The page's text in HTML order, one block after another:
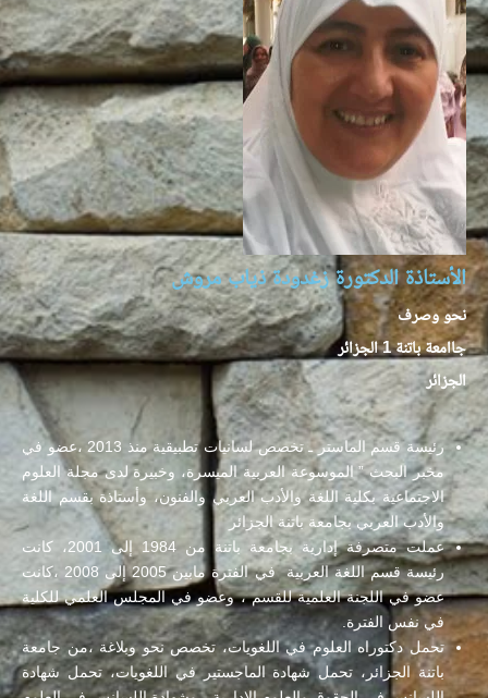
الأستاذة الدكتورة زغدودة ذياب مروش
نحو وصرف
جاامعة باتنة 1 الجزائر
الجزائر
رئيسة قسم الماستر ـ تخصص لسانيات تطبيقية منذ 2013 ،عضو في
مخبر البحث ” الموسوعة العربية الميسرة، وخبيرة لدى مجلة العلوم
الاجتماعية بكلية اللغة والأدب العربي والفنون، وأستاذة بقسم اللغة
والأدب العربي بجامعة باتنة الجزائر
عملت متصرفة إدارية بجامعة باتنة من 1984 إلى 2001، كانت
رئيسة قسم اللغة العربية في الفترة مابين 2005 إلى 2008 ،كانت
عضو في اللجنة العلمية للقسم ، وعضو في المجلس العلمي للكلية
في نفس الفترة.
تحمل دكتوراه العلوم في اللغويات، تخصص نحو وبلاغة ،من جامعة
باتنة الجزائر، تحمل شهادة الماجستير في اللغويات، تحمل شهادة